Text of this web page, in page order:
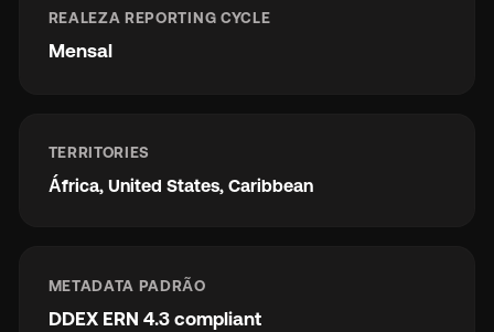
REALEZA REPORTING CYCLE
Mensal
TERRITORIES
África, United States, Caribbean
METADATA PADRÃO
DDEX ERN 4.3 compliant